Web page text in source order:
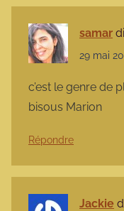
samar
29 mai
c’est le genre de
bisous Marion
Répondre
Jackie